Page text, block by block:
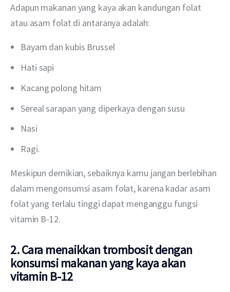
Adapun makanan yang kaya akan kandungan folat
atau asam folat di antaranya adalah:
Bayam dan kubis Brussel
Hati sapi
Kacang polong hitam
Sereal sarapan yang diperkaya dengan susu
Nasi
Ragi.
Meskipun demikian, sebaiknya kamu jangan berlebihan
dalam mengonsumsi asam folat, karena kadar asam
folat yang terlalu tinggi dapat menganggu fungsi
vitamin B-12.
2. Cara menaikkan trombosit dengan
konsumsi makanan yang kaya akan
vitamin B-12